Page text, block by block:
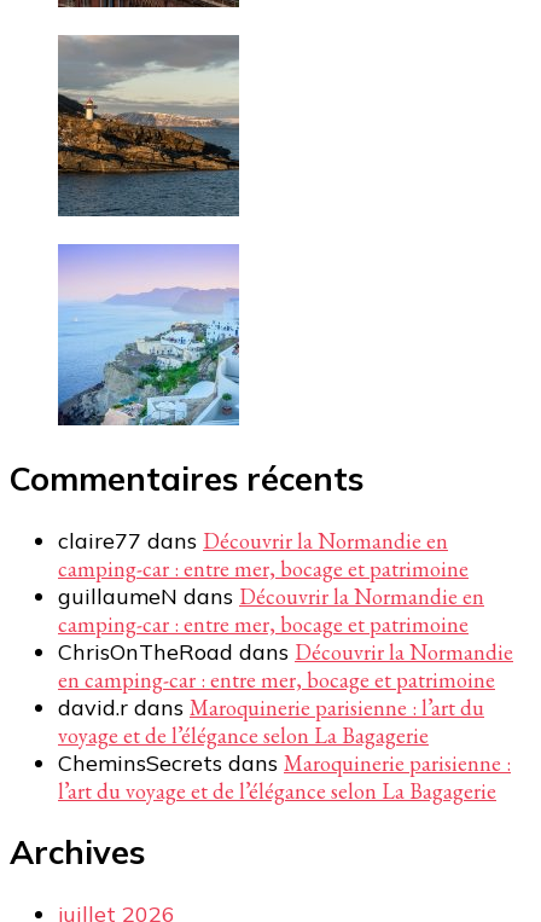
Commentaires récents
claire77 dans Découvrir la Normandie en
camping-car : entre mer, bocage et patrimoine
guillaumeN dans Découvrir la Normandie en
camping-car : entre mer, bocage et patrimoine
ChrisOnTheRoad dans Découvrir la Normandie
en camping-car : entre mer, bocage et patrimoine
david.r dans Maroquinerie parisienne : l’art du
voyage et de l’élégance selon La Bagagerie
CheminsSecrets dans Maroquinerie parisienne :
l’art du voyage et de l’élégance selon La Bagagerie
Archives
juillet 2026